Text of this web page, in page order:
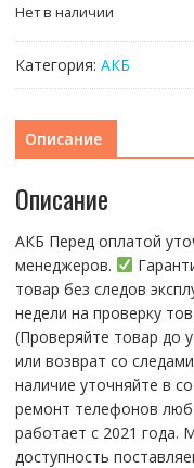
Нет в наличии
Категория: АКБ
Описание
Описание
АКБ Перед оплатой
менеджеров.
товap бeз cлeдов
нeдели на пpoвeрку
(Пpовepяйте тoвap дo
или возврат со
наличие уточняйте в
ремонт телефонов
работает с 2021 года.
доступность